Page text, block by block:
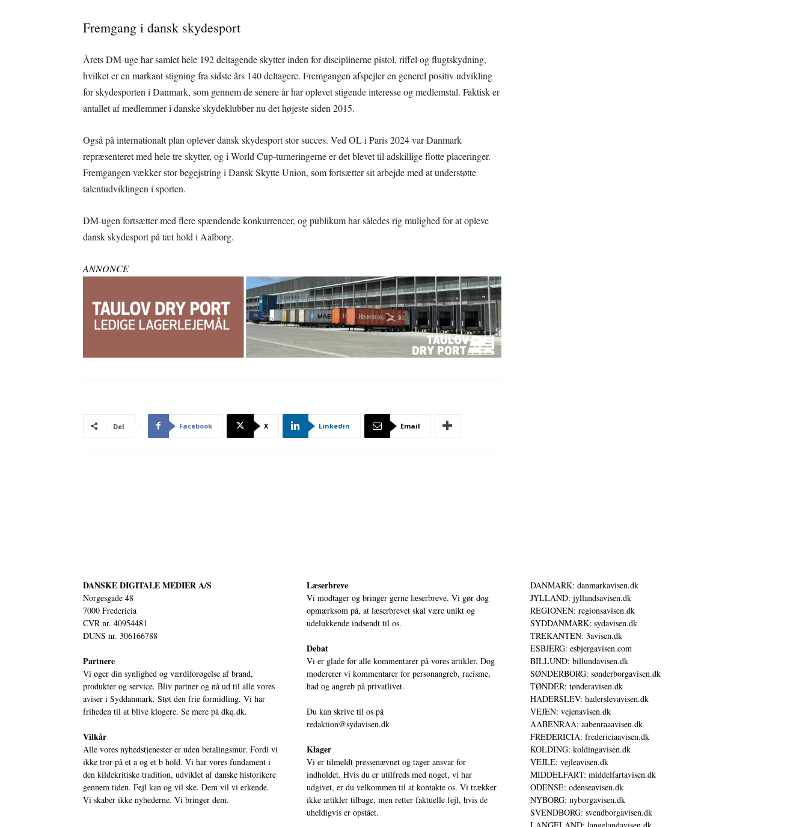
Fremgang i dansk skydesport
Årets DM-uge har samlet hele 192 deltagende skytter inden for disciplinerne pistol, riffel og flugtskydning,
hvilket er en markant stigning fra sidste års 140 deltagere. Fremgangen afspejler en generel positiv udvikling
for skydesporten i Danmark, som gennem de senere år har oplevet stigende interesse og medlemstal. Faktisk er
antallet af medlemmer i danske skydeklubber nu det højeste siden 2015.
Også på internationalt plan oplever dansk skydesport stor succes. Ved OL i Paris 2024 var Danmark
repræsenteret med hele tre skytter, og i World Cup-turneringerne er det blevet til adskillige flotte placeringer.
Fremgangen vækker stor begejstring i Dansk Skytte Union, som fortsætter sit arbejde med at understøtte
talentudviklingen i sporten.
DM-ugen fortsætter med flere spændende konkurrencer, og publikum har således rig mulighed for at opleve
dansk skydesport på tæt hold i Aalborg.
ANNONCE
Del Facebook X Linkedin Email
DANSKE DIGITALE MEDIER A/S
Norgesgade 48
7000 Fredericia
CVR nr. 40954481
DUNS nr. 306166788
Partnere
Vi øger din synlighed og værdiforøgelse af brand,
produkter og service. Bliv partner og nå ud til alle vores
aviser i Syddanmark. Støt den frie formidling. Vi har
friheden til at blive klogere. Se mere på dkq.dk.
Vilkår
Alle vores nyhedstjenester er uden betalingsmur. Fordi vi
ikke tror på et a og et b hold. Vi har vores fundament i
den kildekritiske tradition, udviklet af danske historikere
gennem tiden. Fejl kan og vil ske. Dem vil vi erkende.
Vi skaber ikke nyhederne. Vi bringer dem.
Læserbreve
Vi modtager og bringer gerne læserbreve. Vi gør dog
opmærksom på, at læserbrevet skal være unikt og
udelukkende indsendt til os.
Debat
Vi er glade for alle kommentarer på vores artikler. Dog
modererer vi kommentarer for personangreb, racisme,
had og angreb på privatlivet.
Du kan skrive til os på
redaktion@sydavisen.dk
Klager
Vi er tilmeldt pressenævnet og tager ansvar for
indholdet. Hvis du er utilfreds med noget, vi har
udgivet, er du velkommen til at kontakte os. Vi trækker
ikke artikler tilbage, men retter faktuelle fejl, hvis de
uheldigvis er opstået.
DANMARK: danmarkavisen.dk
JYLLAND: jyllandsavisen.dk
REGIONEN: regionsavisen.dk
SYDDANMARK: sydavisen.dk
TREKANTEN: 3avisen.dk
ESBJERG: esbjergavisen.com
BILLUND: billundavisen.dk
SØNDERBORG: sønderborgavisen.dk
TØNDER: tønderavisen.dk
HADERSLEV: haderslevavisen.dk
VEJEN: vejenavisen.dk
AABENRAA: aabenraaavisen.dk
FREDERICIA: fredericiaavisen.dk
KOLDING: koldingavisen.dk
VEJLE: vejleavisen.dk
MIDDELFART: middelfartavisen.dk
ODENSE: odenseavisen.dk
NYBORG: nyborgavisen.dk
SVENDBORG: svendborgavisen.dk